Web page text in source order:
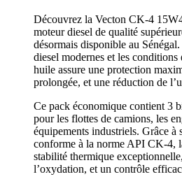
Découvrez la Vecton CK-4
moteur diesel de qualité
désormais disponible au
diesel modernes et les
huile assure une protection
prolongée, et une réduction de
Ce pack économique contient 3
pour les flottes de camions, les
équipements industriels. Grâce à
conforme à la norme API CK-4,
stabilité thermique
l’oxydation, et un contrôle